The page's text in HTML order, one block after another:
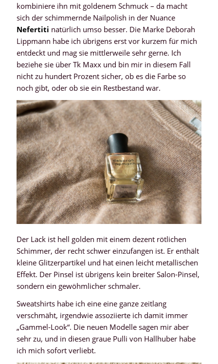
kombiniere ihn mit goldenem Schmuck – da macht
sich der schimmernde Nailpolish in der Nuance
Nefertiti natürlich umso besser. Die Marke Deborah
Lippmann habe ich übrigens erst vor kurzem für mich
entdeckt und mag sie mittlerweile sehr gerne. Ich
beziehe sie über Tk Maxx und bin mir in diesem Fall
nicht zu hundert Prozent sicher, ob es die Farbe so
noch gibt, oder ob sie ein Restbestand war.
Der Lack ist hell golden mit einem dezent rötlichen
Schimmer, der recht schwer einzufangen ist. Er enthält
kleine Glitzerpartikel und hat einen leicht metallischen
Effekt. Der Pinsel ist übrigens kein breiter Salon-Pinsel,
sondern ein gewöhmlicher schmaler.
Sweatshirts habe ich eine eine ganze zeitlang
verschmäht, irgendwie assoziierte ich damit immer
„Gammel-Look“. Die neuen Modelle sagen mir aber
sehr zu, und in diesen graue Pulli von Hallhuber habe
ich mich sofort verliebt.